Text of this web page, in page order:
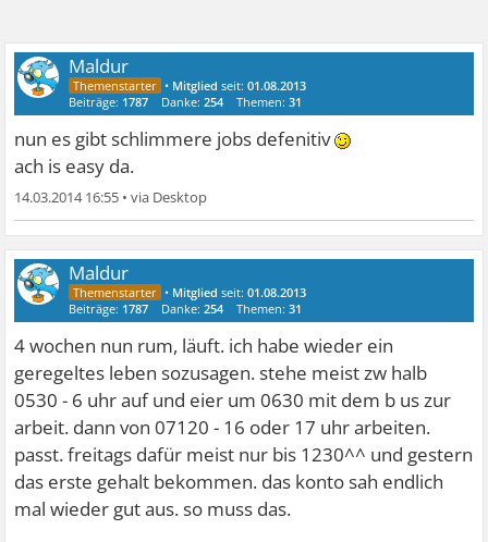
Maldur
• Mitglied seit:01.08.2013
Beiträge: 1787 Danke:254 Themen:31
nun es gibt schlimmere jobs defenitiv
ach is easy da.
14.03.2014 16:55 •
Maldur
• Mitglied seit:01.08.2013
Beiträge: 1787 Danke:254 Themen:31
4 wochen nun rum, läuft. ich habe wieder ein
geregeltes leben sozusagen. stehe meist zw halb
0530 - 6 uhr auf und eier um 0630 mit dem b us zur
arbeit. dann von 07120 - 16 oder 17 uhr arbeiten.
passt. freitags dafür meist nur bis 1230^^ und gestern
das erste gehalt bekommen. das konto sah endlich
mal wieder gut aus. so muss das.